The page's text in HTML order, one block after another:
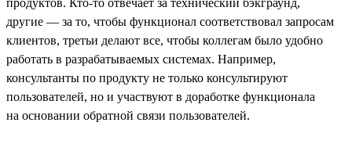
другие — за то, чтобы функционал соответствовал запросам
клиентов, третьи делают все, чтобы коллегам было удобно
работать в разрабатываемых системах. Например,
консультанты по продукту не только консультируют
пользователей, но и участвуют в доработке функционала
на основании обратной связи пользователей.